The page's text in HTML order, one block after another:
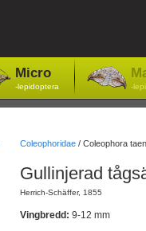
Micro
-lepidoptera -
Coleophoridae/ Coleophora
Gullinjerad
Herrich-Schäffer, 1855
Vingbredd: 9-12 mm